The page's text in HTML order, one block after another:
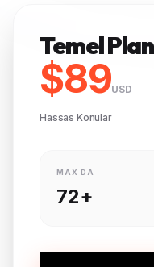
Temel Plan
$89USD
Hassas Konular
MAX DA
72+